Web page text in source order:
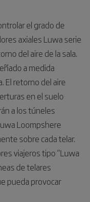
el grado de
axiales Luwa serie
del aire de la sala.
a medida
El retorno del aire
en el suelo
a los túneles
Loompshere
sobre cada telar.
viajeros tipo “Luwa
de telares
pueda provocar